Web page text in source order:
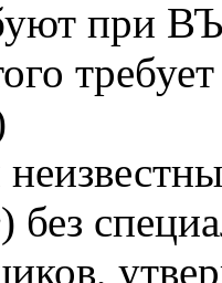
при
) без